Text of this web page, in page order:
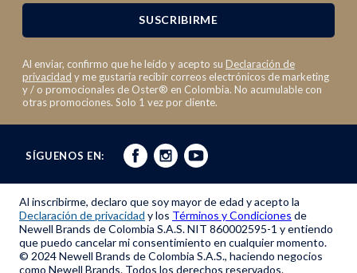
SUSCRIBIRME
Al enviar, confirmo que he leído y acepto su Declaración de
privacidad y me gustaría recibir correos electrónicos de marketing
y / o promocionales de Oster® en Colombia. No acumulable con
otras promociones. Solo 1 vez por cliente.
SÍGUENOS EN:
Al inscribirme, declaro que soy mayor de edad y acepto la
Declaración de privacidad y los Términos y Condiciones de
Newell Brands de Colombia S.A.S. NIT 860002595-1 y entiendo
que puedo cancelar mi consentimiento en cualquier momento.
© 2024 Newell Brands de Colombia S.A.S., haciendo negocios
como Newell Brands. Todos los derechos reservados.